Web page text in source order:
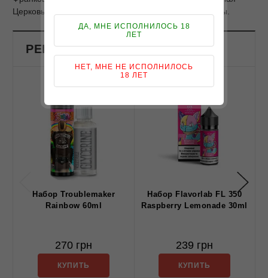
Церковь, Славянск, Бровары и другие города Украины.
РЕКОМЕНДОВАНЫЕ ПРОДУКТЫ
Набор Troublemaker
Rainbow 60ml
270 грн
КУПИТЬ
Набор Flavorlab FL 350
Raspberry Lemonade 30ml
239 грн
КУПИТЬ
ДА, МНЕ ИСПОЛНИЛОСЬ 18
ЛЕТ
НЕТ, МНЕ НЕ ИСПОЛНИЛОСЬ
18 ЛЕТ